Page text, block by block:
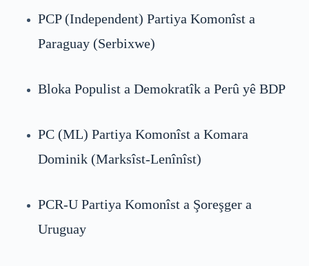
PCP (Independent) Partiya Komonîst a
Paraguay (Serbixwe)
Bloka Populist a Demokratîk a Perû yê BDP
PC (ML) Partiya Komonîst a Komara
Dominik (Marksîst-Lenînîst)
PCR-U Partiya Komonîst a Şoreşger a
Uruguay